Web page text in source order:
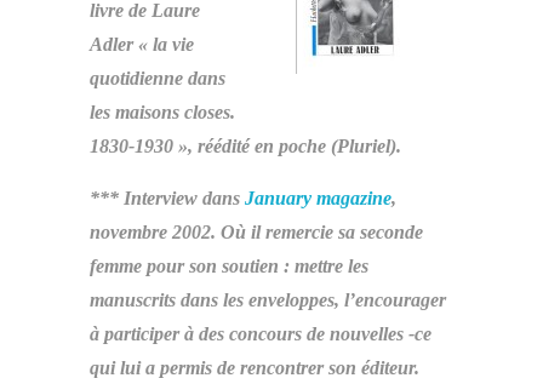
livre de Laure
Adler « la vie
quotidienne dans
les maisons closes.
1830-1930 », réédité en poche (Pluriel).
*** Interview dans January magazine,
novembre 2002. Où il remercie sa seconde
femme pour son soutien : mettre les
manuscrits dans les enveloppes, l’encourager
à participer à des concours de nouvelles -ce
qui lui a permis de rencontrer son éditeur.